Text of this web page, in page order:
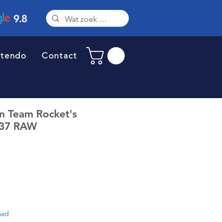
9.8
Contact
Team Rocket's
RAW